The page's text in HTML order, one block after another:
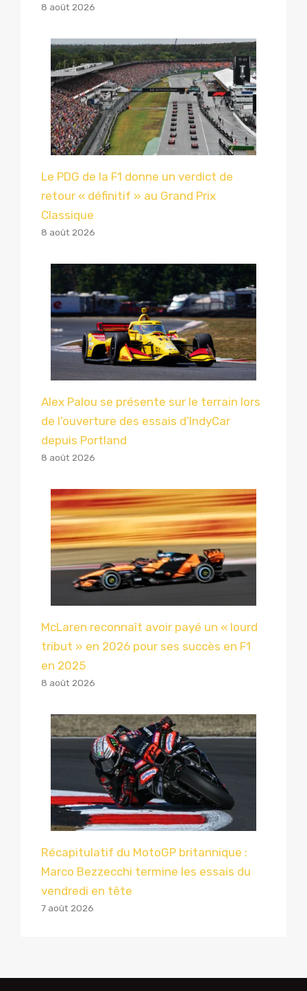
8 août 2026
Le PDG de la F1 donne un verdict de
retour « définitif » au Grand Prix
Classique
8 août 2026
Alex Palou se présente sur le terrain lors
de l’ouverture des essais d’IndyCar
depuis Portland
8 août 2026
McLaren reconnaît avoir payé un « lourd
tribut » en 2026 pour ses succès en F1
en 2025
8 août 2026
Récapitulatif du MotoGP britannique :
Marco Bezzecchi termine les essais du
vendredi en tête
7 août 2026